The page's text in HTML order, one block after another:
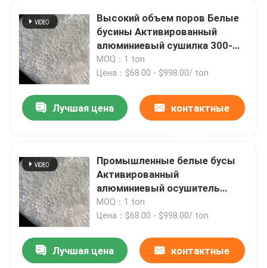
Высокий объем поров Белые
бусины Активированный
алюминиевый сушилка 300-
320 м2/г BET 150-160N
MOQ：1 ton
Цена：$68.00 - $998.00/ ton
Лучшая цена контактные
Промышленные белые бусы
Активированный
алюминиевый осушитель
Высокая адсорбция воды
300-320 м2/г BET
MOQ：1 ton
Цена：$68.00 - $998.00/ ton
Лучшая цена контактные